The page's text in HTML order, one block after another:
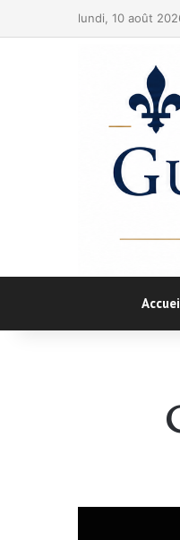
lundi, 10 août